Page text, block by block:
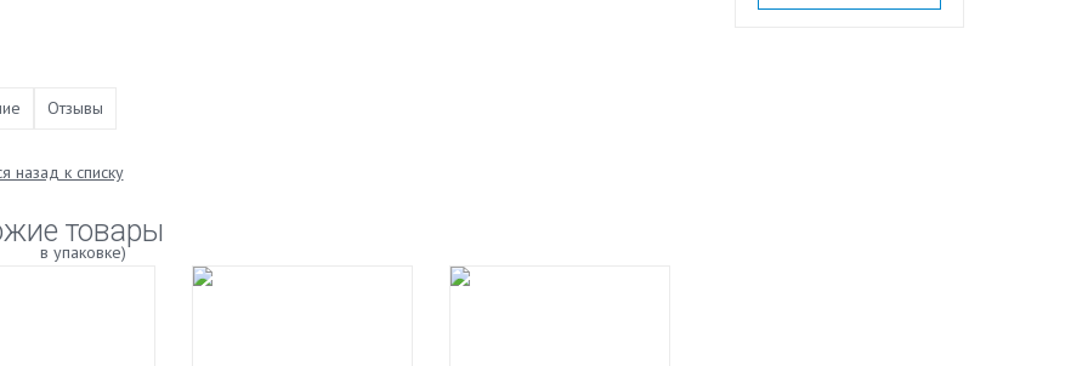
Отзывы
назад к списку
товары